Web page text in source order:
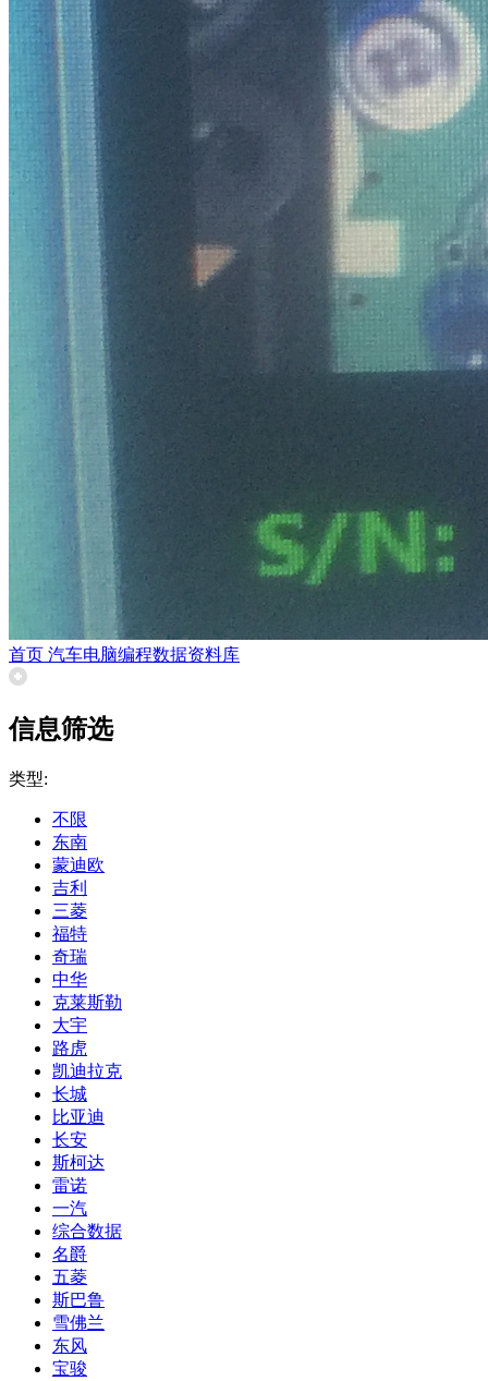
首页 汽车电脑编程数据资料库
信息筛选
类型:
不限
东南
蒙迪欧
吉利
三菱
福特
奇瑞
中华
克莱斯勒
大宇
路虎
凯迪拉克
长城
比亚迪
长安
斯柯达
雷诺
一汽
综合数据
名爵
五菱
斯巴鲁
雪佛兰
东风
宝骏